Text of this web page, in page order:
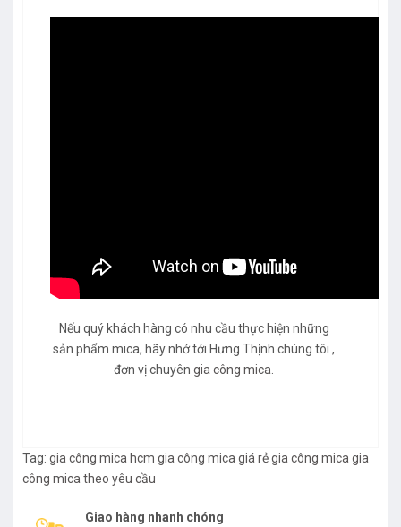
Nếu quý khách hàng có nhu cầu thực hiện những
sản phẩm mica, hãy nhớ tới Hưng Thịnh chúng tôi ,
đơn vị chuyên gia công mica
Tag: gia công mica hcm gia công mica giá rẻgia công mica gia
công mica theo yêu cầu
Giao hàng nhanh chóng